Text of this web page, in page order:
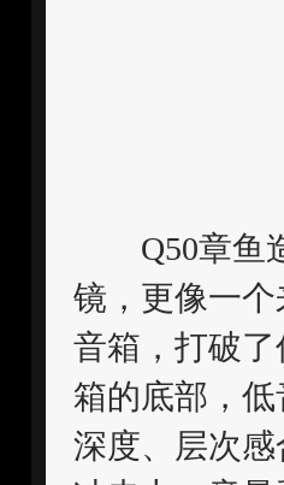
Q50章鱼造
镜，更像一
音箱，打破
箱的底部，
深度、层次